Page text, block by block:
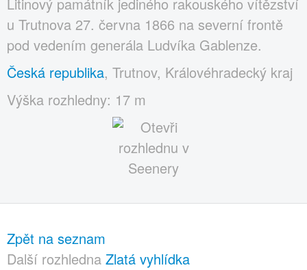
u Trutnova 27. června 1866 na severní frontě
pod vedením generála Ludvíka Gablenze.
Česká republika, Trutnov, Královéhradecký kraj
Výška rozhledny: 17 m
Zpět na seznam
Další rozhledna Zlatá vyhlídka